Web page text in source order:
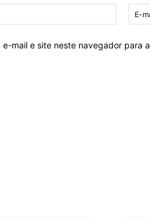
Nome:*
e-mail e site neste navegador para